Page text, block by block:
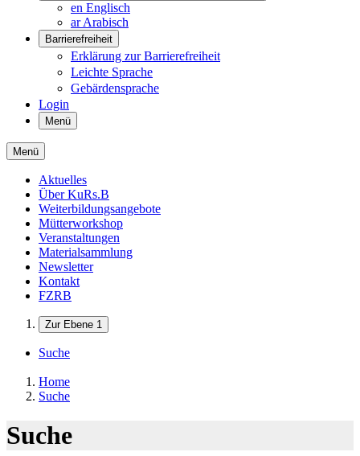
en Englisch
ar Arabisch
Barrierefreiheit
Erklärung zur Barrierefreiheit
Leichte Sprache
Gebärdensprache
Login
Menü
Menü
Aktuelles
Über KuRs.B
Weiterbildungsangebote
Mütterworkshop
Veranstaltungen
Materialsammlung
Newsletter
Kontakt
FZRB
Zur Ebene 1
Suche
Home
Suche
Suche